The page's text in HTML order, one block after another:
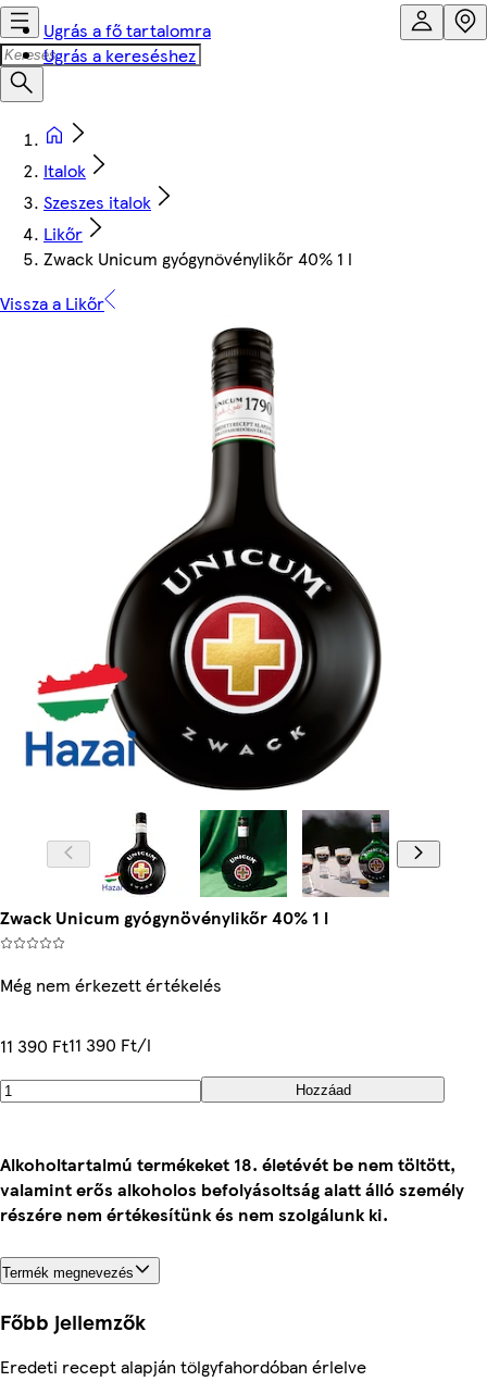
Ugrás a fő tartalomra
Ugrás a kereséshez
Italok
Szeszes italok
Likőr
Zwack Unicum gyógynövénylikőr 40% 1 l
Vissza a Likőr
Zwack Unicum gyógynövénylikőr 40% 1 l
Még nem érkezett értékelés
11 390 Ft11 390 Ft/l
Hozzáad
Alkoholtartalmú termékeket 18. életévét be nem töltött,
valamint erős alkoholos befolyásoltság alatt álló személy
részére nem értékesítünk és nem szolgálunk ki.
Termék megnevezés
Főbb jellemzők
Eredeti recept alapján tölgyfahordóban érlelve